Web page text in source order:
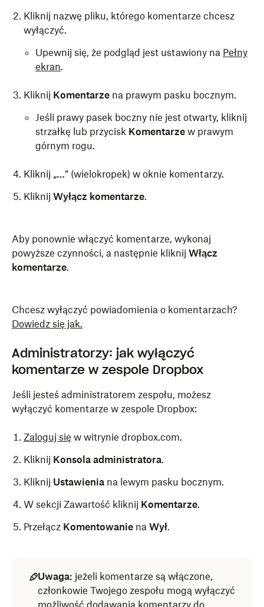
Kliknij nazwę pliku, którego komentarze chcesz
wyłączyć.
Upewnij się, że podgląd jest ustawiony na Pełny
ekran.
Kliknij Komentarze na prawym pasku bocznym.
Jeśli prawy pasek boczny nie jest otwarty, kliknij
strzałkę lub przycisk Komentarze w prawym
górnym rogu.
Kliknij „…” (wielokropek) w oknie komentarzy.
Kliknij Wyłącz komentarze.
Aby ponownie włączyć komentarze, wykonaj
powyższe czynności, a następnie kliknij Włącz
komentarze.
Chcesz wyłączyć powiadomienia o komentarzach?
Dowiedz się jak.
Administratorzy: jak wyłączyć
komentarze w zespole Dropbox
Jeśli jesteś administratorem zespołu, możesz
wyłączyć komentarze w zespole Dropbox:
Zaloguj się w witrynie dropbox.com.
Kliknij Konsola administratora.
Kliknij Ustawienia na lewym pasku bocznym.
W sekcji Zawartość kliknij Komentarze.
Przełącz Komentowanie na Wył.
Uwaga: jeżeli komentarze są włączone,
członkowie Twojego zespołu mogą wyłączyć
możliwość dodawania komentarzy do